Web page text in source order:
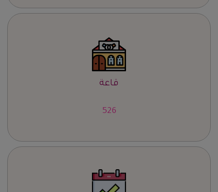
قاعة
657